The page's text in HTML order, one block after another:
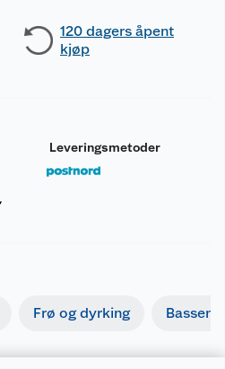
120 dagers åpent
kjøp
Leveringsmetoder
Frø og dyrking Basseng